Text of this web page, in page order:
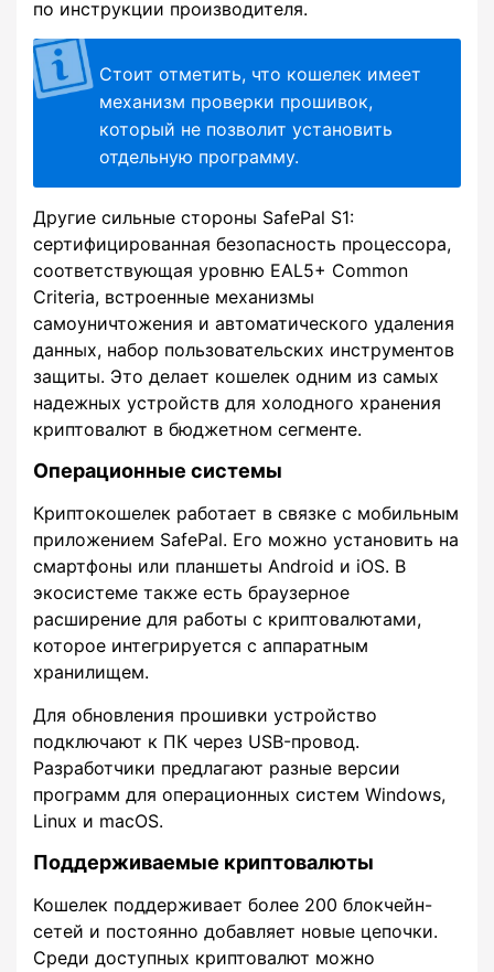
по инструкции производителя.
Стоит отметить, что кошелек имеет
механизм проверки прошивок,
который не позволит установить
отдельную программу.
Другие сильные стороны SafePal S1:
сертифицированная безопасность процессора,
соответствующая уровню EAL5+ Common
Criteria, встроенные механизмы
самоуничтожения и автоматического удаления
данных, набор пользовательских инструментов
защиты. Это делает кошелек одним из самых
надежных устройств для холодного хранения
криптовалют в бюджетном сегменте.
Операционные системы
Криптокошелек работает в связке с мобильным
приложением SafePal. Его можно установить на
смартфоны или планшеты Android и iOS. В
экосистеме также есть браузерное
расширение для работы с криптовалютами,
которое интегрируется с аппаратным
хранилищем.
Для обновления прошивки устройство
подключают к ПК через USB-провод.
Разработчики предлагают разные версии
программ для операционных систем Windows,
Linux и macOS.
Поддерживаемые криптовалюты
Кошелек поддерживает более 200 блокчейн-
сетей и постоянно добавляет новые цепочки.
Среди доступных криптовалют можно